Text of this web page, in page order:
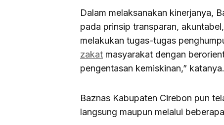
Dalam melaksanakan kinerjanya,
pada prinsip transparan,
melakukan tugas-tugas
zakat masyarakat dengan
pengentasan kemiskinan,” katanya.
Baznas Kabupaten Cirebon pun
langsung maupun melalui